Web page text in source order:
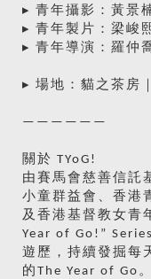
▸ 青年攝影：黃景
▸ 青年製片：梁峻
▸ 青年導演：羅仲
▸ 場地：貓之茶房
——————
關於 TYoG!
由賽馬會慈善信託
小童群益會、香港
及香港基督教女青
Year of Go!”
遊歷，持續發掘每
的The Year of Go。